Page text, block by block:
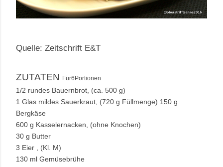
Quelle: Zeitschrift E&T
ZUTATEN Für6Portionen
1/2 rundes Bauernbrot, (ca. 500 g)
1 Glas mildes Sauerkraut, (720 g Füllmenge) 150 g
Bergkäse
600 g Kasselernacken, (ohne Knochen)
30 g Butter
3 Eier , (Kl. M)
130 ml Gemüsebrühe